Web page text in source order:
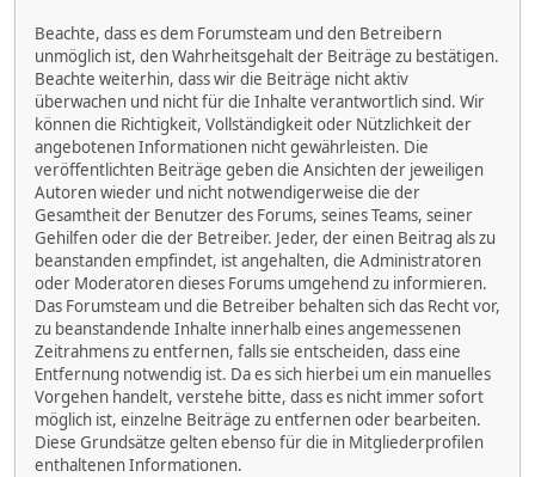
Beachte, dass es dem Forumsteam und den Betreibern
unmöglich ist, den Wahrheitsgehalt der Beiträge zu bestätigen.
Beachte weiterhin, dass wir die Beiträge nicht aktiv
überwachen und nicht für die Inhalte verantwortlich sind. Wir
können die Richtigkeit, Vollständigkeit oder Nützlichkeit der
angebotenen Informationen nicht gewährleisten. Die
veröffentlichten Beiträge geben die Ansichten der jeweiligen
Autoren wieder und nicht notwendigerweise die der
Gesamtheit der Benutzer des Forums, seines Teams, seiner
Gehilfen oder die der Betreiber. Jeder, der einen Beitrag als zu
beanstanden empfindet, ist angehalten, die Administratoren
oder Moderatoren dieses Forums umgehend zu informieren.
Das Forumsteam und die Betreiber behalten sich das Recht vor,
zu beanstandende Inhalte innerhalb eines angemessenen
Zeitrahmens zu entfernen, falls sie entscheiden, dass eine
Entfernung notwendig ist. Da es sich hierbei um ein manuelles
Vorgehen handelt, verstehe bitte, dass es nicht immer sofort
möglich ist, einzelne Beiträge zu entfernen oder bearbeiten.
Diese Grundsätze gelten ebenso für die in Mitgliederprofilen
enthaltenen Informationen.